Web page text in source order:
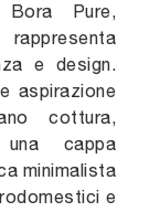
Pure,
e design.
aspirazione
cottura,
cappa
minimalista
e